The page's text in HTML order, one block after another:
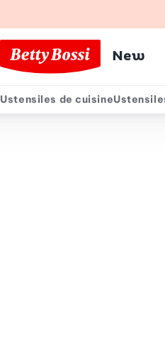
New
Menu
Ustensiles de cuisine